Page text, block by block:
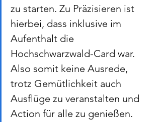
zu starten. Zu Präzisieren ist
hierbei, dass inklusive im
Aufenthalt die
Hochschwarzwald-Card war.
Also somit keine Ausrede,
trotz Gemütlichkeit auch
Ausflüge zu veranstalten und
Action für alle zu genießen.